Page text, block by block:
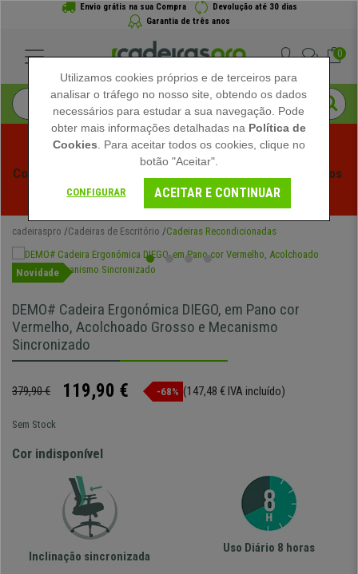
Envio grátis na sua Compra
Devolução até 30 dias
Garantia de três anos
0
Começam os Saldos de Verão em Cadeiraspro! Descontos
Exclusivos por Tempo Limitado - Ver Promoção
cadeiraspro Cadeiras de Escritório Cadeiras Recondicionadas
Novidade
DEMO# Cadeira Ergonómica DIEGO, em Pano cor
Vermelho, Acolchoado Grosso e Mecanismo
Sincronizado
379,90 € 119,90 € -68% (147,48 € IVA incluído)
Sem Stock
Cor indisponível
Inclinação sincronizada
Uso Diário 8 horas
Utilizamos cookies próprios e de terceiros para
analisar o tráfego no nosso site, obtendo os dados
necessários para estudar a sua navegação. Pode
obter mais informações detalhadas na Política de
Cookies . Para aceitar todos os cookies, clique no
botão "Aceitar".
CONFIGURAR ACEITAR E CONTINUAR